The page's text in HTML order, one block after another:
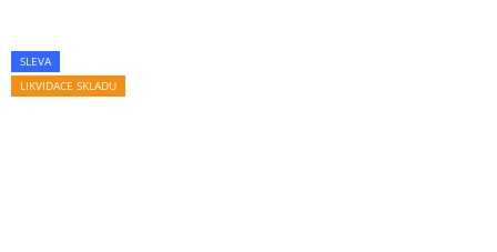
SLEVA
LIKVIDACE SKLADU